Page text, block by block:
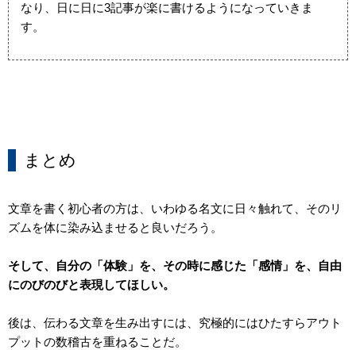
なり、日に日に3記事が楽に書けるようになっていきま
す。
まとめ
文章を書く初心者の方は、いわゆる名文に日々触れて、そのリ
ズムを体に染み込ませると良いだろう。
そして、自分の「体験」を、その時に感じた「感情」を、自由
にのびのびと表現してほしい。
後は、伝わる文章を生み出すには、究極的にはひたすらアウト
プットの数稽古を重ねることだ。